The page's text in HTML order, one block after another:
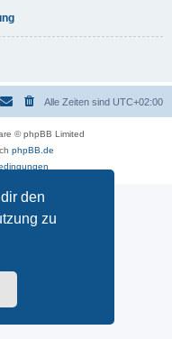
den
zu
Alle Zeiten sind UTC+02:00
© phpBB Limited
phpBB.de